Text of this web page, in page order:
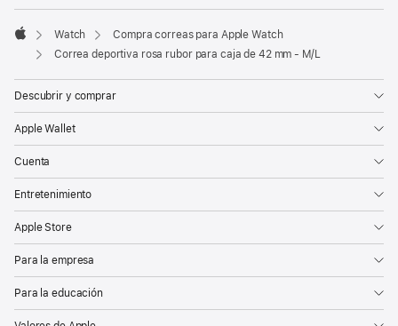
Apple
Watch
Compra correas para Apple Watch
Correa deportiva rosa rubor para caja de 42 mm - M/L
Descubrir y comprar
Apple Wallet
Cuenta
Entretenimiento
Apple Store
Para la empresa
Para la educación